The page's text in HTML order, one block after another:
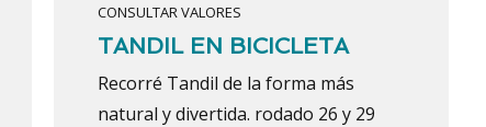
CONSULTAR VALORES
TANDIL EN BICICLETA
Recorré Tandil de la forma más
natural y divertida. rodado 26 y 29